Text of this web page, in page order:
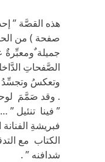
صفحة ) من
جميلة ٌومعبِّرةٌ
الصَّفحاتِ
وتعكسُ وتجسِّدُ
. وقد صَمَّمَ
” فينا تنئيل ”
فبريشةِ
الكتاب مع
شدافنه ” .